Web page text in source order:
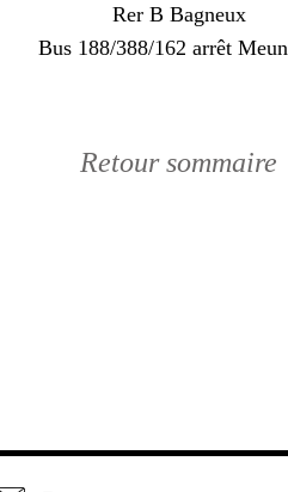
Rer B Bagneux
Bus 188/388/162 arrêt
Retour sommaire